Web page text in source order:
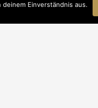
Einverständnis aus.